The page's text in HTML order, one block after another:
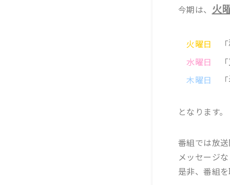
今期は、 火
火曜日 「
水曜日 「
木曜日 「
となります。
番組では放
メッセージ
是非、番組